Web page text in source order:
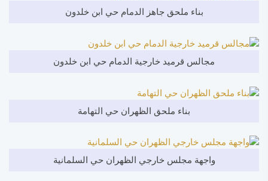
بناء ملحق جاهز الدمام حي ابن خلدون
مجالس قرميد خارجية الدمام حي ابن خلدون
بناء ملحق الظهران حي التهامة
واجهة مجلس خارجي الظهران حي السلمانية